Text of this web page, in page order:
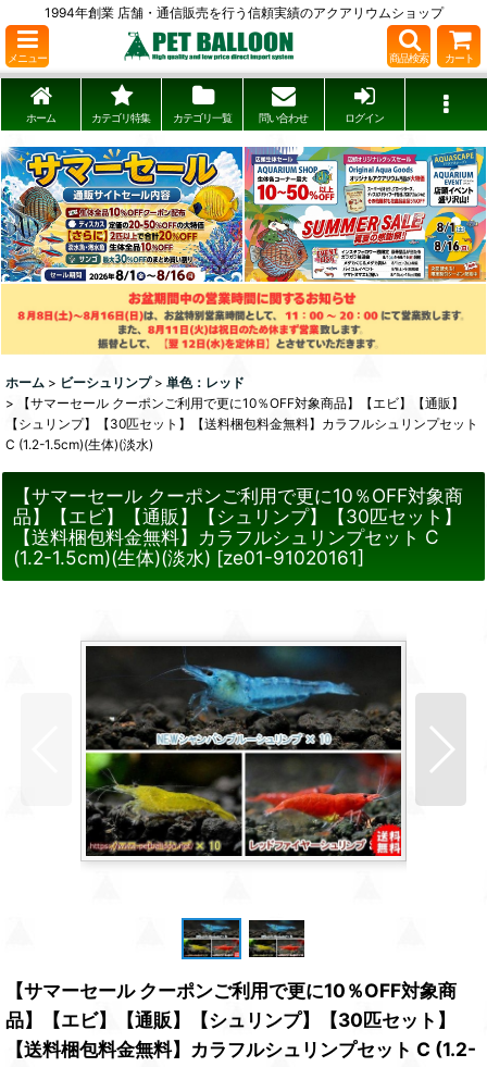
1994年創業 店舗・通信販売を行う信頼実績のアクアリウムショップ
メニュー 商品検索 カート
ホーム カテゴリ特集 カテゴリ一覧 問い合わせ ログイン
ホーム > ビーシュリンプ > 単色：レッド
>
【サマーセール クーポンご利用で更に10％OFF対象商品】【エビ】【通販】
【シュリンプ】【30匹セット】【送料梱包料金無料】カラフルシュリンプセット
C (1.2-1.5cm)(生体)(淡水)
【サマーセール クーポンご利用で更に10％OFF対象商
品】【エビ】【通販】【シュリンプ】【30匹セット】
【送料梱包料金無料】カラフルシュリンプセット C
(1.2-1.5cm)(生体)(淡水) [ze01-91020161]
【サマーセール クーポンご利用で更に10％OFF対象商
品】【エビ】【通販】【シュリンプ】【30匹セット】
【送料梱包料金無料】カラフルシュリンプセット C (1.2-